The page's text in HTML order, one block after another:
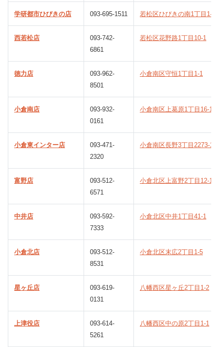
学研都市ひびきの店 093-695-1511 若松区ひびきの南1丁目1-12
西若松店
093-742-
6861
若松区花野路1丁目10-1
徳力店
093-962-
8501
小倉南区守恒1丁目1-1
小倉南店
093-932-
0161
小倉南区上葛原1丁目16-1
小倉東インター店
093-471-
2320
小倉南区長野3丁目2273-1
富野店
093-512-
6571
小倉北区上富野2丁目12-1
中井店
093-592-
7333
小倉北区中井1丁目41-1
小倉北店
093-512-
8531
小倉北区末広2丁目1-5
星ヶ丘店
093-619-
0131
八幡西区星ヶ丘2丁目1-2
上津役店
093-614-
5261
八幡西区中の原2丁目1-1